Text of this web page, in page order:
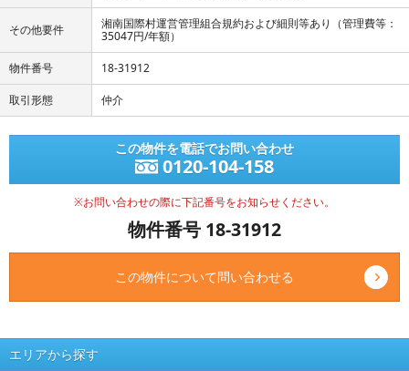
その他要件
湘南国際村運営管理組合規約および細則等あり（管理費等：
35047円/年額）
物件番号 18-31912
取引形態 仲介
この物件を電話でお問い合わせ
0120-104-158
※お問い合わせの際に下記番号をお知らせください。
物件番号 18-31912
この物件について問い合わせる
エリアから探す